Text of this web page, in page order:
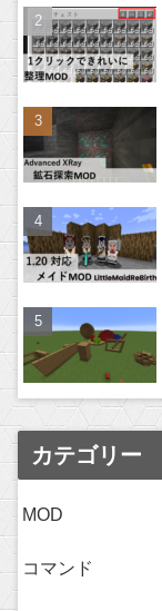
カテゴリー
MOD
コマンド